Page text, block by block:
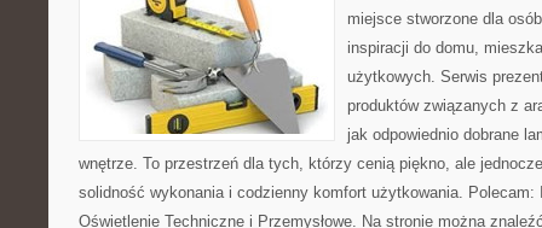
miejsce stworzone dla
inspiracji do domu,
użytkowych. Serwis
produktów związanych z
jak odpowiednio dobrane
wnętrze. To przestrzeń dla tych, którzy cenią piękno, ale
solidność wykonania i codzienny komfort użytkowania. Polecam:
Oświetlenie Techniczne i Przemysłowe. Na stronie można